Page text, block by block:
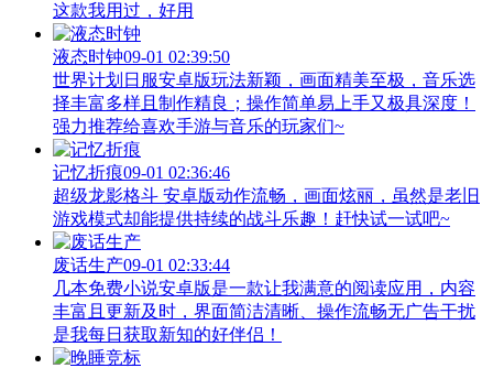
这款我用过，好用
液态时钟09-01 02:39:50
世界计划日服安卓版玩法新颖，画面精美至极，音乐选
择丰富多样且制作精良；操作简单易上手又极具深度！
强力推荐给喜欢手游与音乐的玩家们~
记忆折痕09-01 02:36:46
超级龙影格斗 安卓版动作流畅，画面炫丽，虽然是老旧
游戏模式却能提供持续的战斗乐趣！赶快试一试吧~
废话生产09-01 02:33:44
几本免费小说安卓版是一款让我满意的阅读应用，内容
丰富且更新及时，界面简洁清晰、操作流畅无广告干扰
是我每日获取新知的好伴侣！